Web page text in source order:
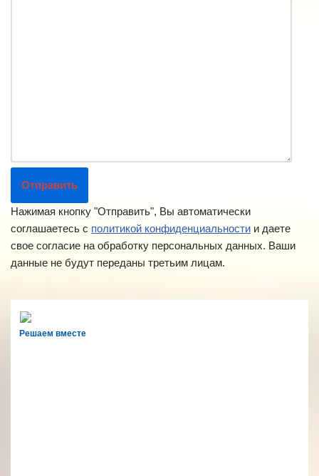
Нажимая кнопку "Отправить", Вы автоматически
соглашаетесь с политикой конфиденциальности и даете
свое согласие на обработку персональных данных. Ваши
данные не будут переданы третьим лицам.
Решаем вместе